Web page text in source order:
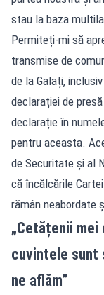
stau la baza
Permiteți-mi să
transmise de
de la Galați,
declarației de
declarație în
pentru aceasta.
de Securitate și al
că încălcările
rămân neabordate
„Cetățenii mei
cuvintele sunt
ne aflăm”